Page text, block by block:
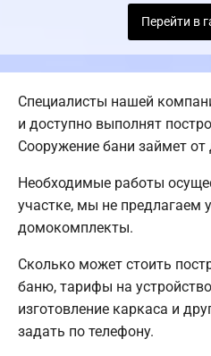
Перейти в
Специалисты нашей
и доступно выполнят
Сооружение бани займет от
Необходимые работы
участке, мы не предлагаем
домокомплекты.
Сколько может стоить
баню, тарифы на
изготовление каркаса и
задать по телефону.